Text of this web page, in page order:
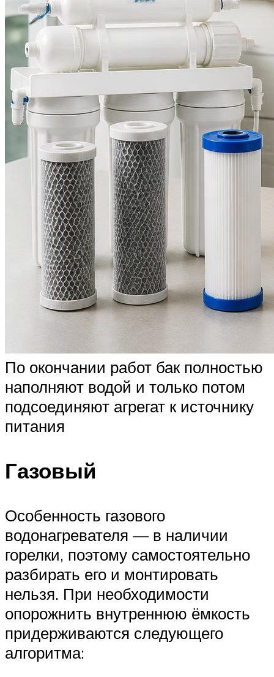
По окончании работ бак полностью
наполняют водой и только потом
подсоединяют агрегат к источнику
питания
Газовый
Особенность газового
водонагревателя — в наличии
горелки, поэтому самостоятельно
разбирать его и монтировать
нельзя. При необходимости
опорожнить внутреннюю ёмкость
придерживаются следующего
алгоритма: